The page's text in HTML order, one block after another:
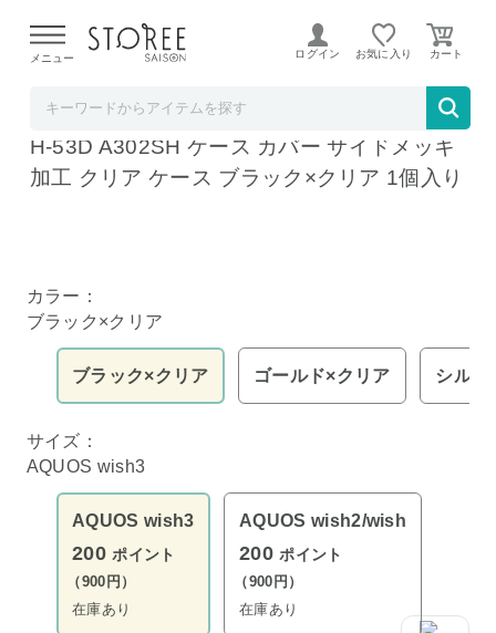
よる配送遅延が発生しております。
メニュー ログイン お気に入り
シズカウィル AQUOS wish3 クリアケース S
H-53D A302SH ケース カバー サイドメッキ
加工 クリア ケース ブラック×クリア 1個入り
カラー：
ブラック×クリア
ブラック×クリア ゴールド×クリア シルバ
サイズ：
AQUOS wish3
AQUOS wish3
200 ポイント
（900円）
在庫あり
AQUOS wish2/wish
200 ポイント
（900円）
在庫あり